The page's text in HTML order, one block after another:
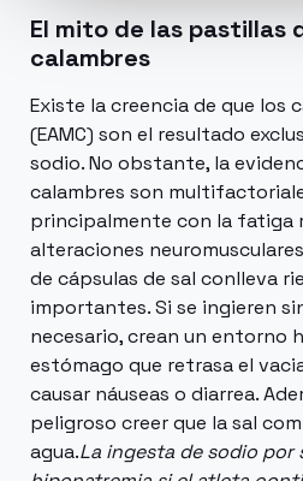
El mito de las pastillas
calambres
Existe la creencia de que los
(EAMC) son el resultado
sodio. No obstante, la
calambres son
principalmente con la fatiga
alteraciones
de cápsulas de sal conlleva
importantes. Si se ingieren
necesario, crean un entorno
estómago que retrasa el
causar náuseas o diarrea.
peligroso creer que la sal
agua.La ingesta de sodio por